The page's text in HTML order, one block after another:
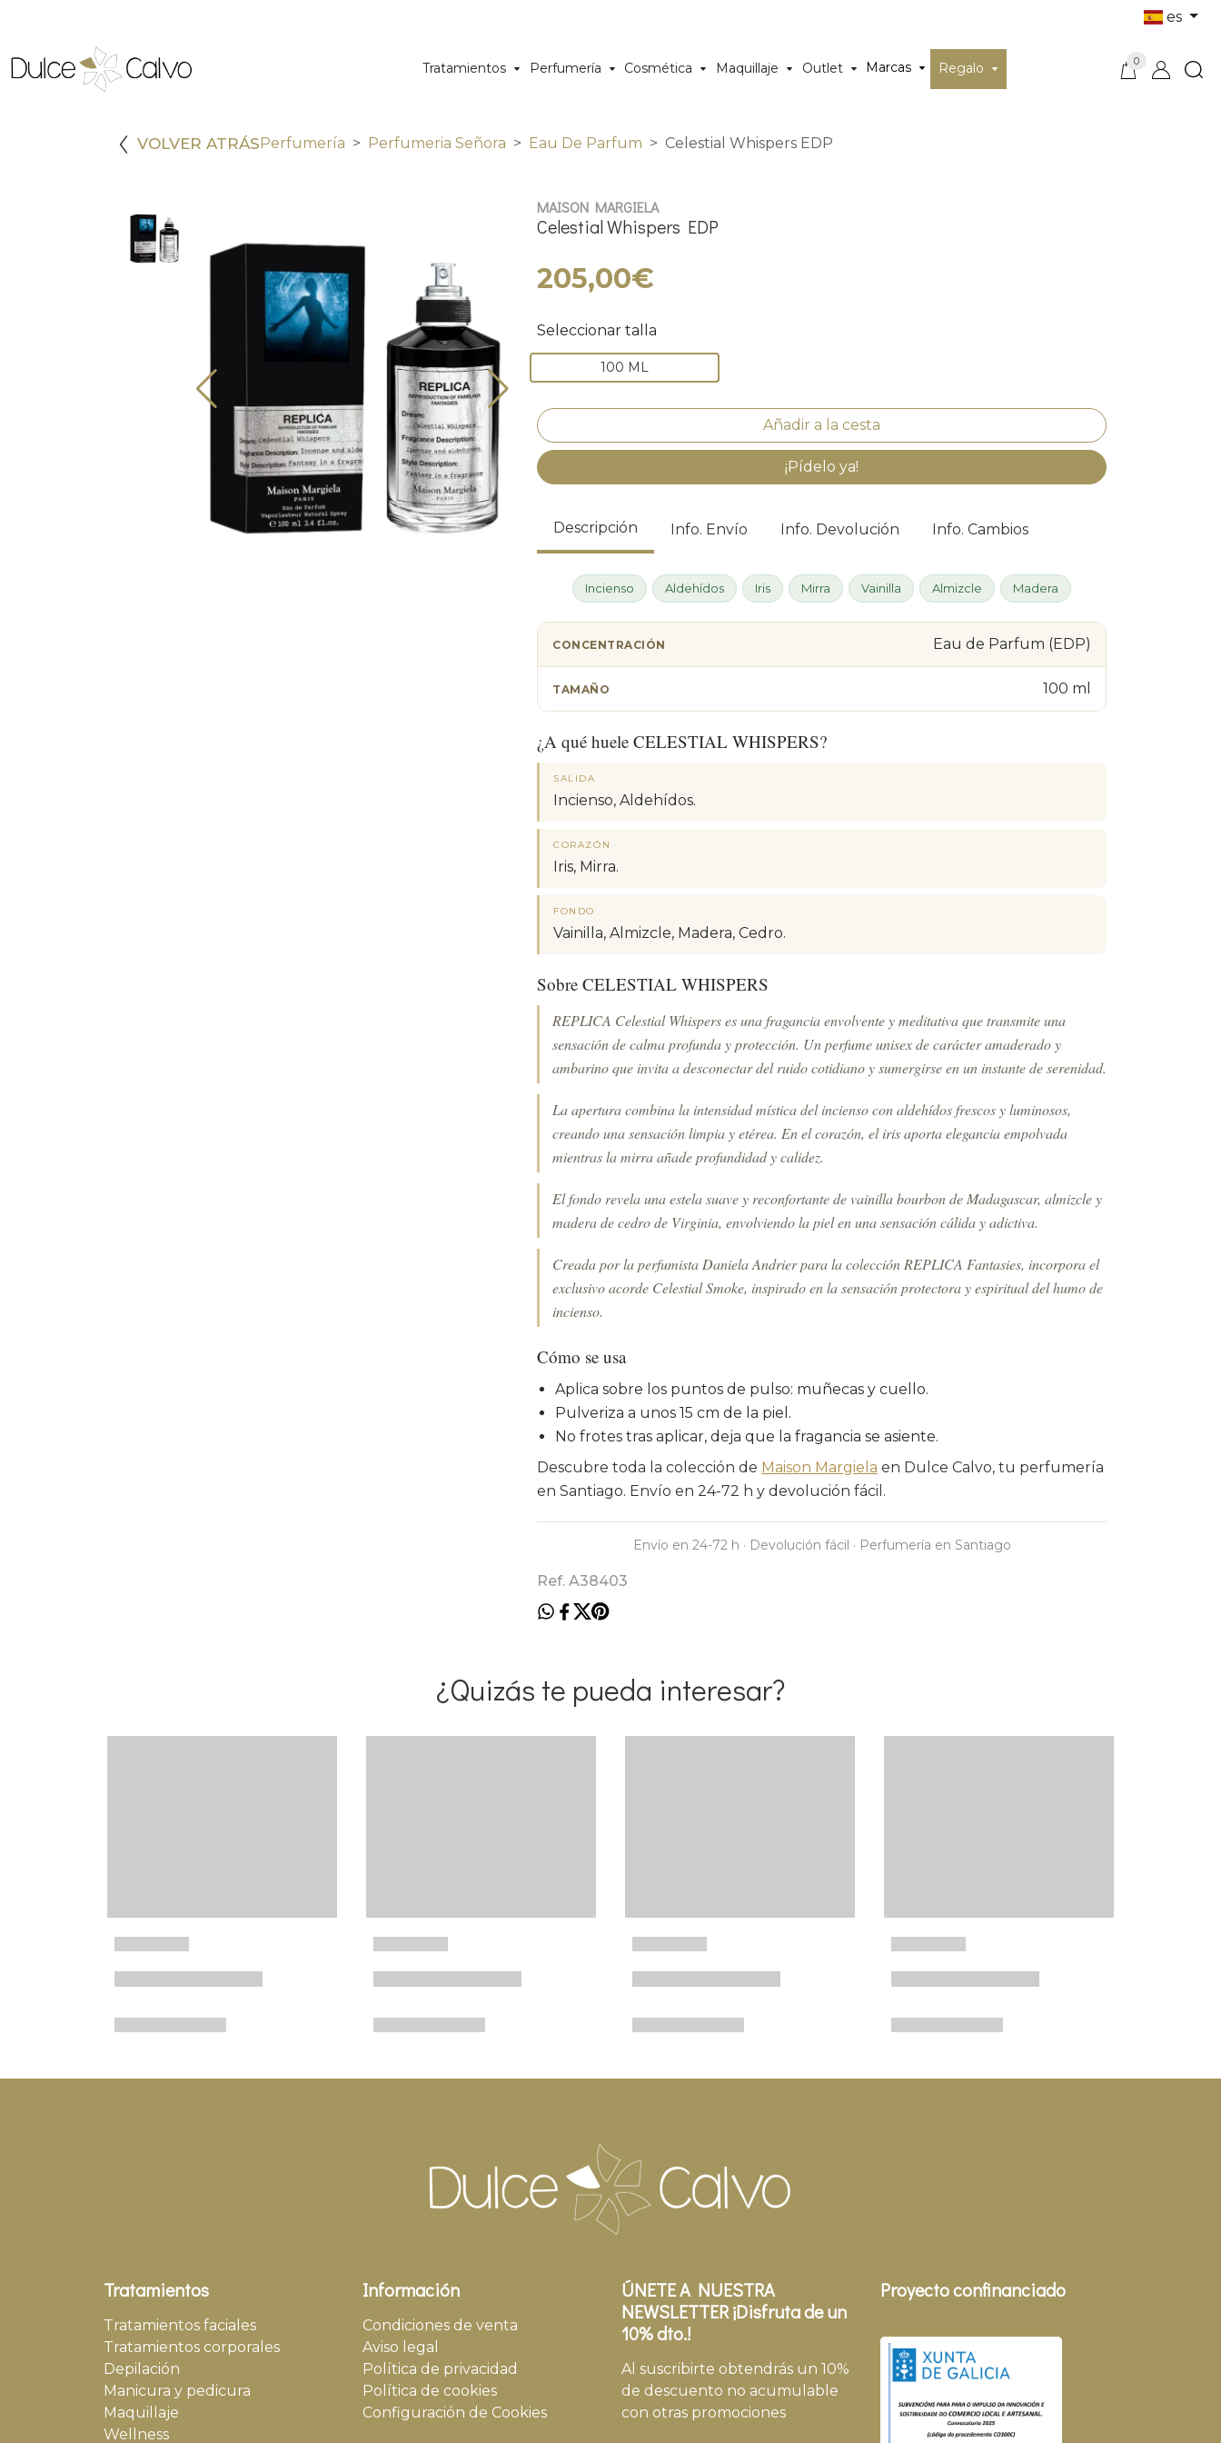
es
Tratamientos Perfumería Cosmética Maquillaje Outlet Marcas Regalo 0
VOLVER ATRÁSPerfumería Perfumeria Señora Eau De Parfum Celestial Whispers EDP
MAISON MARGIELA
Celestial Whispers EDP
205,00€
Seleccionar talla
100 ML
¡Pídelo ya!
Descripción Info. Envío Info. Devolución Info. Cambios
Incienso Aldehídos Iris Mirra Vainilla Almizcle Madera
CONCENTRACIÓN Eau de Parfum (EDP)
TAMAÑO 100 ml
¿A qué huele CELESTIAL WHISPERS?
SALIDA
Incienso, Aldehídos.
CORAZÓN
Iris, Mirra.
FONDO
Vainilla, Almizcle, Madera, Cedro.
Sobre CELESTIAL WHISPERS
REPLICA Celestial Whispers es una fragancia envolvente y meditativa que transmite una
sensación de calma profunda y protección. Un perfume unisex de carácter amaderado y
ambarino que invita a desconectar del ruido cotidiano y sumergirse en un instante de serenidad.
La apertura combina la intensidad mística del incienso con aldehídos frescos y luminosos,
creando una sensación limpia y etérea. En el corazón, el iris aporta elegancia empolvada
mientras la mirra añade profundidad y calidez.
El fondo revela una estela suave y reconfortante de vainilla bourbon de Madagascar, almizcle y
madera de cedro de Virginia, envolviendo la piel en una sensación cálida y adictiva.
Creada por la perfumista Daniela Andrier para la colección REPLICA Fantasies, incorpora el
exclusivo acorde Celestial Smoke, inspirado en la sensación protectora y espiritual del humo de
incienso.
Cómo se usa
Aplica sobre los puntos de pulso: muñecas y cuello.
Pulveriza a unos 15 cm de la piel.
No frotes tras aplicar, deja que la fragancia se asiente.
Descubre toda la colección de Maison Margiela en Dulce Calvo, tu perfumería
en Santiago. Envío en 24-72 h y devolución fácil.
Envío en 24-72 h · Devolución fácil · Perfumería en Santiago
Ref. A38403
¿Quizás te pueda interesar?
Tratamientos
Tratamientos faciales
Tratamientos corporales
Depilación
Manicura y pedicura
Maquillaje
Wellness
Información
Condiciones de venta
Aviso legal
Política de privacidad
Política de cookies
Configuración de Cookies
ÚNETE A NUESTRA
NEWSLETTER ¡Disfruta de un
10% dto.!
Al suscribirte obtendrás un 10%
de descuento no acumulable
con otras promociones
Proyecto confinanciado